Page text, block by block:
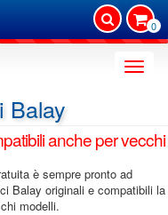
0
Toggle
Balay
anche per vecchi
è sempre pronto ad
Balay originali e compatibili la
modelli.